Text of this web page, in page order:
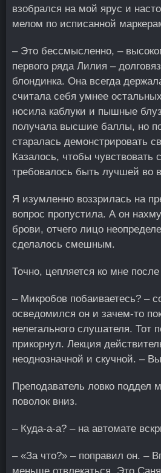
взобрался на мой ярус и
мелом по исписанной
– Это бессмысленно, –
первого ряда Лилия –
блондинка. Она всегда
считала себя умнее
носила каблуки и пышные
получала высшие баллы, но
старалась демонстрировать
Казалось, чтобы чувствовать
требовалось быть лучшей во
Я изумленно воззрилась на
вопрос пропустила. А он
брови, отчего лицо
сделалось смешным.
Точно, цепляется ко мне
– Микробов побаиваетесь? –
осведомился он и зачем-то
нелегального слушателя. Тот
прикорнул. Лекция
неоднозначной и скучной. –
Преподаватель ловко поддел
поволок вниз.
– Куда-а-а? – на автомате
– «За что?» – поправил он. –